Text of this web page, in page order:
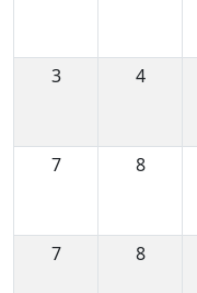
3
4
7
8
7
8